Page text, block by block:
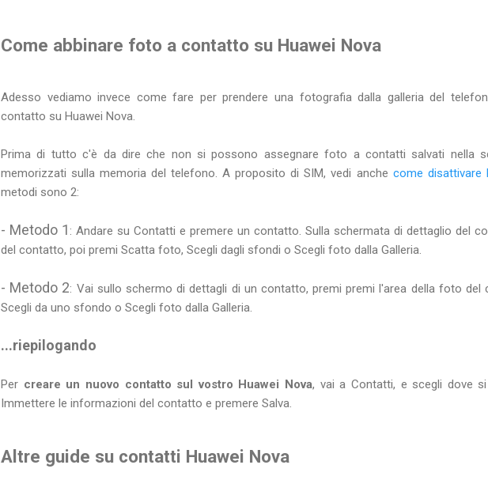
Come abbinare foto a contatto su Huawei Nova
Adesso vediamo invece come fare per prendere una fotografia dalla galleria del
contatto su Huawei Nova.
Prima di tutto c'è da dire che non si possono assegnare foto a contatti salvati nella
memorizzati sulla memoria del telefono. A proposito di SIM, vedi anche come disattivare
metodi sono 2:
- Metodo 1 : Andare su Contatti e premere un contatto. Sulla schermata di dettaglio del
del contatto, poi premi Scatta foto, Scegli dagli sfondi o Scegli foto dalla Galleria.
- Metodo 2: Vai sullo schermo di dettagli di un contatto, premi premi l'area della foto
Scegli da uno sfondo o Scegli foto dalla Galleria.
...riepilogando
Per creare un nuovo contatto sul vostro Huawei Nova, vai a Contatti, e scegli dove
Immettere le informazioni del contatto e premere Salva.
Altre guide su contatti Huawei Nova